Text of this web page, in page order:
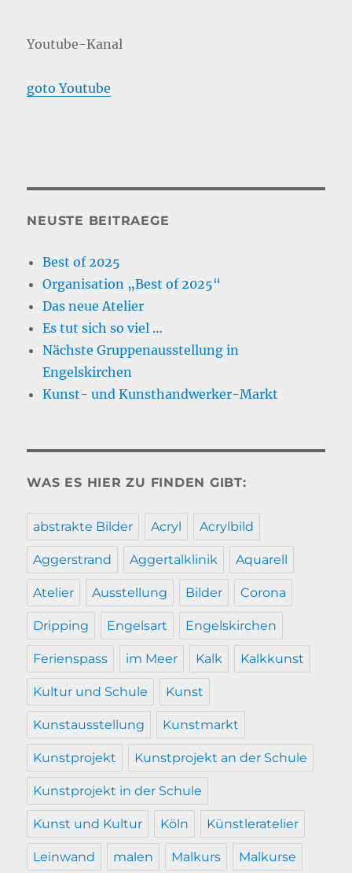
Youtube-Kanal
goto Youtube
NEUSTE BEITRAEGE
Best of 2025
Organisation „Best of 2025“
Das neue Atelier
Es tut sich so viel …
Nächste Gruppenausstellung in
Engelskirchen
Kunst- und Kunsthandwerker-Markt
WAS ES HIER ZU FINDEN GIBT:
abstrakte Bilder Acryl Acrylbild
Aggerstrand Aggertalklinik Aquarell
Atelier Ausstellung Bilder Corona
Dripping Engelsart Engelskirchen
Ferienspass im Meer Kalk Kalkkunst
Kultur und Schule Kunst
Kunstausstellung Kunstmarkt
Kunstprojekt Kunstprojekt an der Schule
Kunstprojekt in der Schule
Kunst und Kultur Köln Künstleratelier
Leinwand malen Malkurs Malkurse